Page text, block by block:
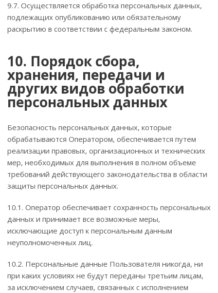
9.7. Осуществляется обработка персональных данных,
подлежащих опубликованию или обязательному
раскрытию в соответствии с федеральным законом.
10. Порядок сбора,
хранения, передачи и
других видов обработки
персональных данных
Безопасность персональных данных, которые
обрабатываются Оператором, обеспечивается путем
реализации правовых, организационных и технических
мер, необходимых для выполнения в полном объеме
требований действующего законодательства в области
защиты персональных данных.
10.1. Оператор обеспечивает сохранность персональных
данных и принимает все возможные меры,
исключающие доступ к персональным данным
неуполномоченных лиц.
10.2. Персональные данные Пользователя никогда, ни
при каких условиях не будут переданы третьим лицам,
за исключением случаев, связанных с исполнением